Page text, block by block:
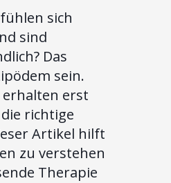
sich
sind
Das
sein.
erhalten erst
richtige
Artikel hilft
zu verstehen
Therapie